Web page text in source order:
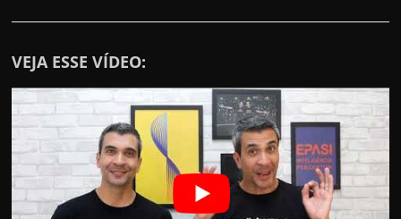
e
x
t
r
a
?
J
VEJA ESSE VÍDEO: